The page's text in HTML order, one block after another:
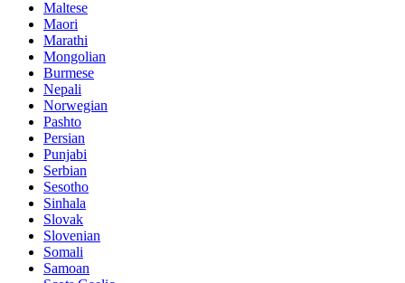
Maltese
Maori
Marathi
Mongolian
Burmese
Nepali
Norwegian
Pashto
Persian
Punjabi
Serbian
Sesotho
Sinhala
Slovak
Slovenian
Somali
Samoan